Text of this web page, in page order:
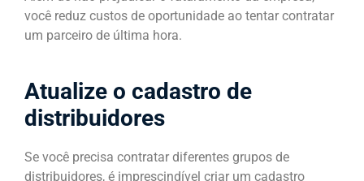
você reduz custos de oportunidade ao tentar contratar
um parceiro de última hora.
Atualize o cadastro de
distribuidores
Se você precisa contratar diferentes grupos de
distribuidores, é imprescindível criar um cadastro